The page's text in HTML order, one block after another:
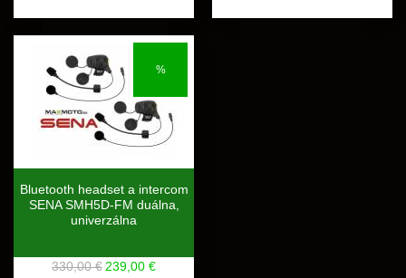
%
Bluetooth headset a intercom
SENA SMH5D-FM duálna,
univerzálna
330,00 € 239,00 €